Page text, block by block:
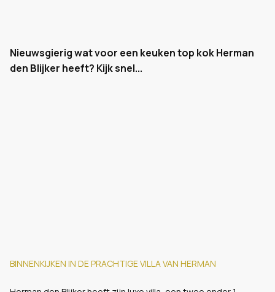
Nieuwsgierig wat voor een keuken top kok Herman
den Blijker heeft? Kijk snel...
BINNENKIJKEN IN DE PRACHTIGE VILLA VAN HERMAN